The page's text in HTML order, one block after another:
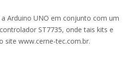
Arduino UNO em conjunto com um
ST7735, onde tais kits e
site www.cerne-tec.com.br.